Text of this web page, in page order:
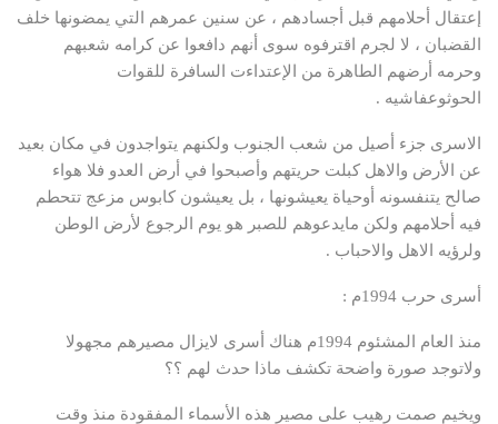
إعتقال أحلامهم قبل أجسادهم ، عن سنين عمرهم التي يمضونها خلف
القضبان ، لا لجرم اقترفوه سوى أنهم دافعوا عن كرامه شعبهم
وحرمه أرضهم الطاهرة من الإعتداءت السافرة للقوات
الحوثوعفاشيه .
الاسرى جزء أصيل من شعب الجنوب ولكنهم يتواجدون في مكان بعيد
عن الأرض والاهل كبلت حريتهم وأصبحوا في أرض العدو فلا هواء
صالح يتنفسونه أوحياة يعيشونها ، بل يعيشون كابوس مزعج تتحطم
فيه أحلامهم ولكن مايدعوهم للصبر هو يوم الرجوع لأرض الوطن
ولرؤيه الاهل والاحباب .
أسرى حرب 1994م :
منذ العام المشئوم 1994م هناك أسرى لايزال مصيرهم مجهولا
ولاتوجد صورة واضحة تكشف ماذا حدث لهم ؟؟
ويخيم صمت رهيب على مصير هذه الأسماء المفقودة منذ وقت